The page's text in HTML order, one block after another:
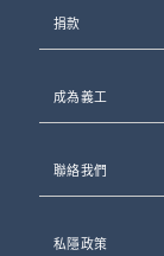
捐款
成為義工
聯絡我們
私隱政策